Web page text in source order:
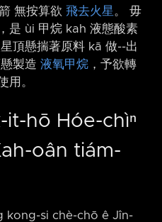
無按算欲 飛去火星 。 毋
，是 ùi 甲烷 kah 液態酸素
頂懸揣著原料 kā 做-⁠-出
製造 液氧甲烷 ，予欲轉
用。
it-hō Hóe-chìⁿ
oân tiám-
kong-si chè-chō ê Jîn-